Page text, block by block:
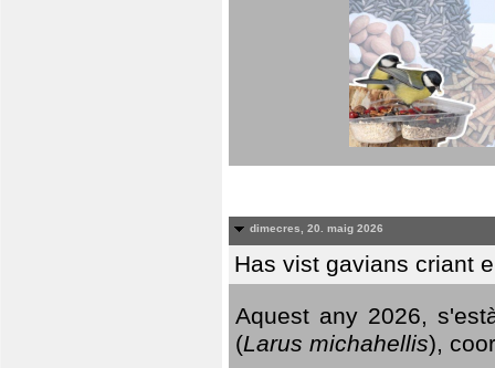
dimecres, 20. maig 2026
Has vist gavians criant
Aquest any 2026,
(Larus michahellis),